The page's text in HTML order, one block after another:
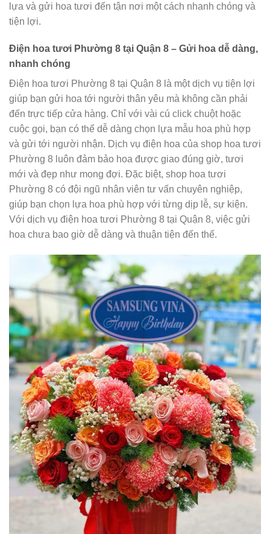
lựa và gửi hoa tươi đến tận nơi một cách nhanh chóng và
tiện lợi.
Điện hoa tươi Phường 8 tại Quận 8 – Gửi hoa dễ dàng,
nhanh chóng
Điện hoa tươi Phường 8 tại Quận 8 là một dịch vụ tiện lợi
giúp bạn gửi hoa tới người thân yêu mà không cần phải
đến trực tiếp cửa hàng. Chỉ với vài cú click chuột hoặc
cuộc gọi, bạn có thể dễ dàng chọn lựa mẫu hoa phù hợp
và gửi tới người nhận. Dịch vụ điện hoa của shop hoa tươi
Phường 8 luôn đảm bảo hoa được giao đúng giờ, tươi
mới và đẹp như mong đợi. Đặc biệt, shop hoa tươi
Phường 8 có đội ngũ nhân viên tư vấn chuyên nghiệp,
giúp bạn chọn lựa hoa phù hợp với từng dịp lễ, sự kiện.
Với dịch vụ điện hoa tươi Phường 8 tại Quận 8, việc gửi
hoa chưa bao giờ dễ dàng và thuận tiện đến thế.